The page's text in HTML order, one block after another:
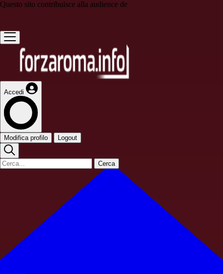
Questo sito contribuisce alla audience de
Accedi
Modifica profilo Logout
Cerca